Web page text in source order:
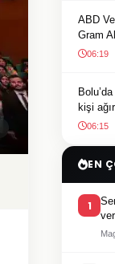
ABD
Gram
06:19
kişi
06:15
EN
1